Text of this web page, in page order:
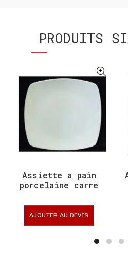
PRODUITS
Assiette a pain
porcelaine carre
AJOUTER AU DEVIS